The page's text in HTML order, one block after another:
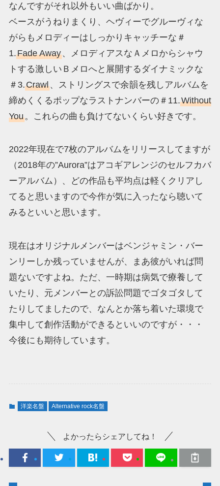
なんですがそれ以外もいい曲ばかり。
ベースがうねりまくり、ヘヴィーでグルーヴィな
がらもメロディーはしっかりキャッチーな＃
1.Fade Away、メロディアスなＡメロからシャウ
トする激しいＢメロへと展開するダイナミックな
＃3.Crawl、ストリングスで余韻を残しアルバムを
締めくくるポップなラストナンバーの＃11.Without
You。これらの曲も負けてないくらい好きです。
2022年現在で7枚のアルバムをリリースしてますが
（2018年の”Aurora”はアコギアレンジのセルフカバ
ーアルバム）、どの作品も平均点は軽くクリアし
てると思いますので今作が気に入ったなら聴いて
みるといいと思います。
現在はオリジナルメンバーはベンジャミン・バー
ンリーしか残っていませんが、まあ彼がいれば問
題ないですよね。ただ、一時期は病気で療養して
いたり、元メンバーとの訴訟問題でゴタゴタして
たりしてましたので、なんとか落ち着いた環境で
集中して創作活動ができるといいのですが・・・
今後にも期待しています。
洋楽名盤 Alternative rock名盤
よかったらシェアしてね！